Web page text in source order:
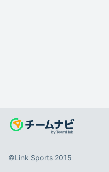
©️Link Sports 2015